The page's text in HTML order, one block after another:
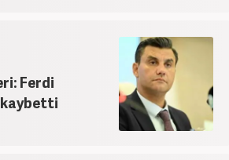
Ferdi
kaybetti